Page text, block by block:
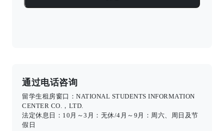
通过电话咨询
留学生租房窗口：NATIONAL STUDENTS INFORMATION
CENTER CO.，LTD.
法定休息日：10月～3月：无休/4月～9月：周六、周日及节
假日